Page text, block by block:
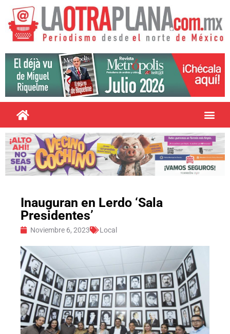
Inauguran en Lerdo ‘Sala
Presidentes’
Noviembre 6, 2023 Local